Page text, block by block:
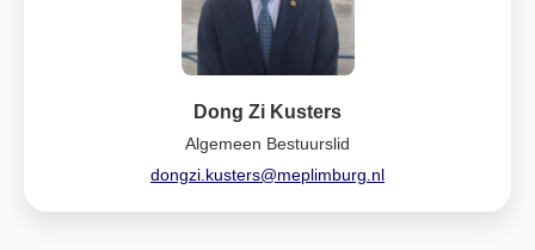
Dong Zi Kusters
Algemeen Bestuurslid
dongzi.kusters@meplimburg.nl